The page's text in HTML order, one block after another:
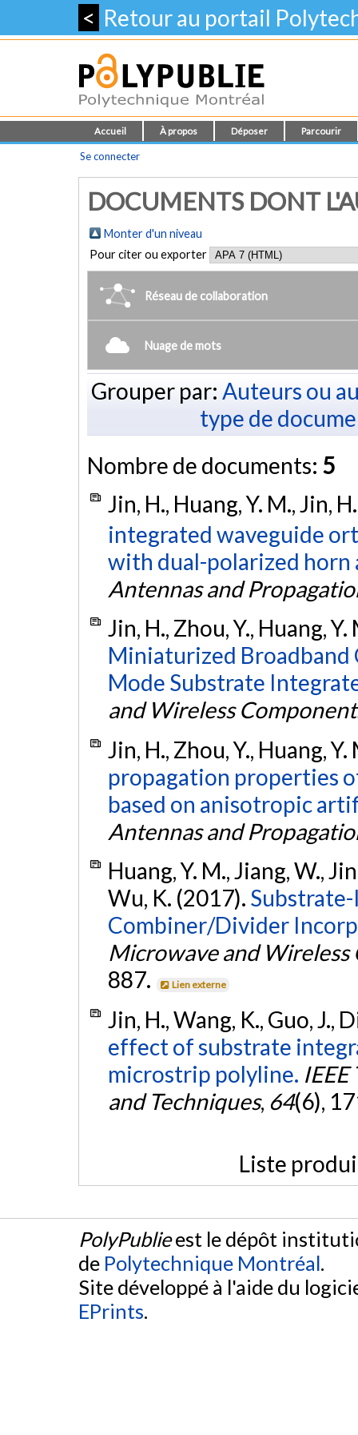
< Retour au portail
Accueil À propos Déposer Parcourir
Se connecter
DOCUMENTS DONT
Monter d'un niveau
Pour citer ou exporter
Réseau de collaboration
Nuage de mots
Grouper par: Auteurs ou
type de
Nombre de documents: 5
Jin, H., Huang, Y. M., Jin,
integrated waveguide
with dual-polarized horn
Antennas and
Jin, H., Zhou, Y., Huang,
Miniaturized Broadband
Mode Substrate
and Wireless
Jin, H., Zhou, Y., Huang,
propagation properties
based on anisotropic
Antennas and
Huang, Y. M., Jiang, W.,
Wu, K. (2017).
Combiner/Divider
Microwave and
887.
Lien externe
Jin, H., Wang, K., Guo, J.,
effect of substrate
microstrip polyline.
and Techniques, 64(6),
Liste
PolyPublieest le dépôt
de Polytechnique Montréal.
Site développé à l'aide du
EPrints.